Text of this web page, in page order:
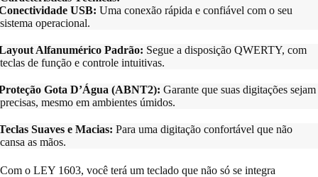
USB: Uma conexão rápida e confiável com o seu
sistema operacional.
Alfanumérico Padrão: Segue a disposição QWERTY, com
teclas de função e controle intuitivas.
Gota D’Água (ABNT2): Garante que suas digitações sejam
precisas, mesmo em ambientes úmidos.
Suaves e Macias: Para uma digitação confortável que não
cansa as mãos.
Com o LEY 1603, você terá um teclado que não só se integra